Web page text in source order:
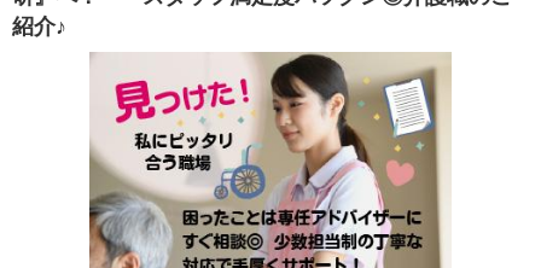
紹介♪